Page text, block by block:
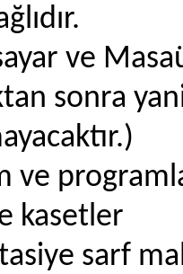
ve
sonra
ve
kasetler
sarf